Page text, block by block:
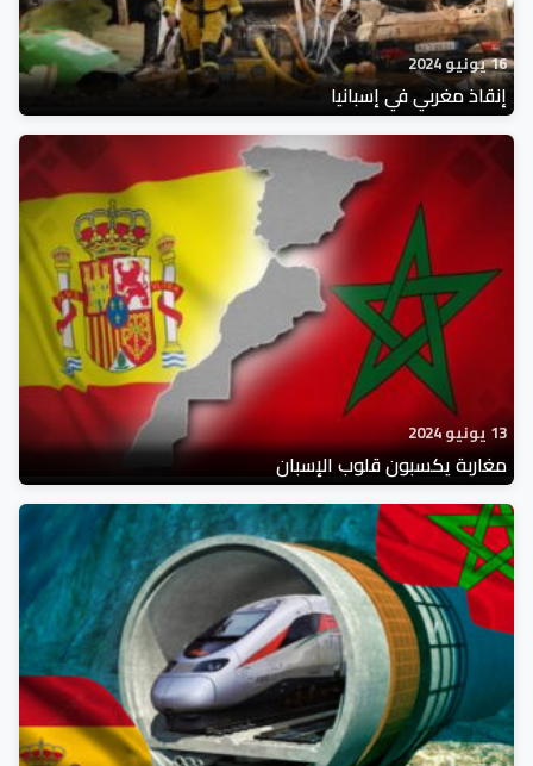
16 يونيو 2024
إنقاذ مغربي في إسبانيا
13 يونيو 2024
مغاربة يكسبون قلوب الإسبان